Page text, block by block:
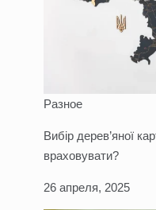
Разное
Вибір дерев’яної
враховувати?
26 апреля, 2025